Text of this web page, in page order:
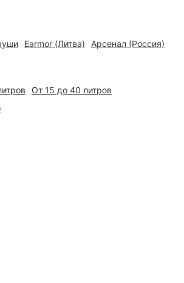
Earmor (Литва) Арсенал (Россия)
От 15 до 40 литров